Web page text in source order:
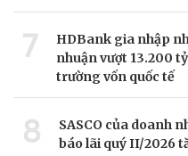
7
HDBank gia nhập
nhuận vượt 13.200
trường vốn quốc tế
8
SASCO của doanh
báo lãi quý II/2026